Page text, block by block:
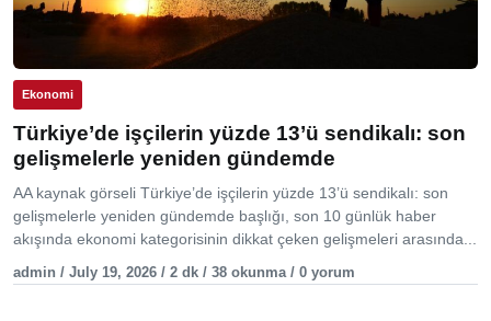
Ekonomi
Türkiye’de işçilerin yüzde 13’ü sendikalı: son
gelişmelerle yeniden gündemde
AA kaynak görseli Türkiye’de işçilerin yüzde 13’ü sendikalı: son
gelişmelerle yeniden gündemde başlığı, son 10 günlük haber
akışında ekonomi kategorisinin dikkat çeken gelişmeleri arasında...
admin / July 19, 2026 / 2 dk / 38 okunma / 0 yorum